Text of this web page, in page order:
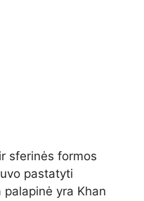
sferinės formos
pastatyti
yra Khan